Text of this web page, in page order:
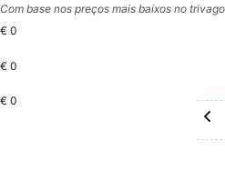
Com base nos preços mais baixos no
€ 0
€ 0
€ 0